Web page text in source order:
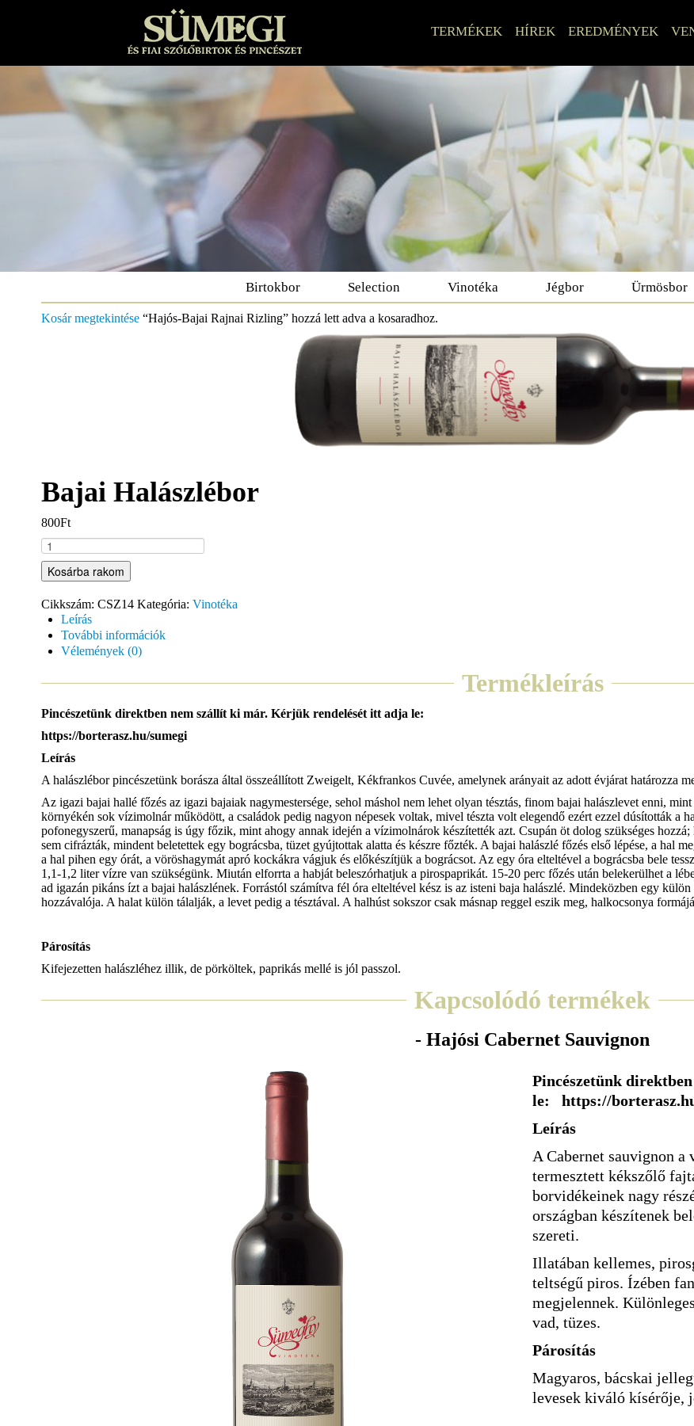
TERMÉKEK HÍREK EREDMÉNYEK
Birtokbor Selection Vinotéka Jégbor Ürmösbor
Kosár megtekintése “Hajós-Bajai Rajnai Rizling” hozzá lett adva a kosaradhoz.
Bajai Halászlébor
800Ft
Kosárba rakom
Cikkszám: CSZ14 Kategória: Vinotéka
Leírás
További információk
Vélemények (0)
Termékleírás
Pincészetünk direktben nem szállít ki már. Kérjük rendelését itt adja le:
https://borterasz.hu/sumegi
Leírás
A halászlébor pincészetünk borásza által összeállított Zweigelt, Kékfrankos Cuvée, amelynek arányait az adott évjárat határozza
Az igazi bajai hallé főzés az igazi bajaiak nagymestersége, sehol máshol nem lehet olyan tésztás, finom bajai halászlevet enni,
környékén sok vízimolnár működött, a családok pedig nagyon népesek voltak, mivel tészta volt elegendő ezért ezzel dúsították a
pofonegyszerű, manapság is úgy főzik, mint ahogy annak idején a vízimolnárok készítették azt. Csupán öt dolog szükséges
sem cifrázták, mindent beletettek egy bográcsba, tüzet gyújtottak alatta és készre főzték. A bajai halászlé főzés első lépése, a hal
a hal pihen egy órát, a vöröshagymát apró kockákra vágjuk és előkészítjük a bográcsot. Az egy óra elteltével a bográcsba bele
1,1-1,2 liter vízre van szükségünk. Miután elforrta a habját beleszórhatjuk a pirospaprikát. 15-20 perc főzés után belekerülhet a
ad igazán pikáns ízt a bajai halászlének. Forrástól számítva fél óra elteltével kész is az isteni baja halászlé. Mindeközben egy
hozzávalója. A halat külön tálalják, a levet pedig a tésztával. A halhúst sokszor csak másnap reggel eszik meg, halkocsonya
Párosítás
Kifejezetten halászléhez illik, de pörköltek, paprikás mellé is jól passzol.
Kapcsolódó termékek
- Hajósi Cabernet Sauvignon
Pincészetünk
le: https://
Leírás
A Cabernet sauvignon
termesztett kékszőlő
borvidékeinek nagy
országban készítenek
szereti.
Illatában kellemes,
teltségű piros. Ízében
megjelennek.
vad, tüzes.
Párosítás
Magyaros, bácskai
levesek kiváló kísérője,